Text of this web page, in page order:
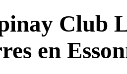
Club
en